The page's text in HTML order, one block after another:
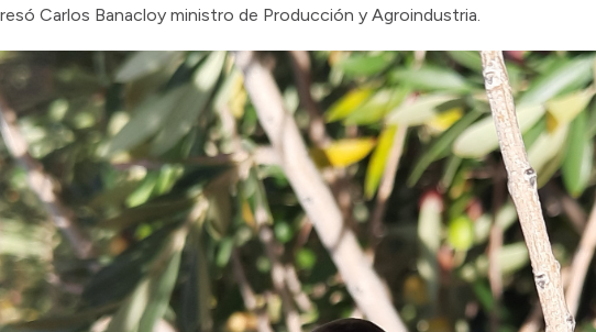
Carlos Banacloy ministro de Producción y Agroindustria.